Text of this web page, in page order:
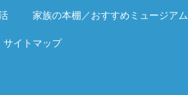
家族の本棚／おすすめミュージアム
サイトマップ